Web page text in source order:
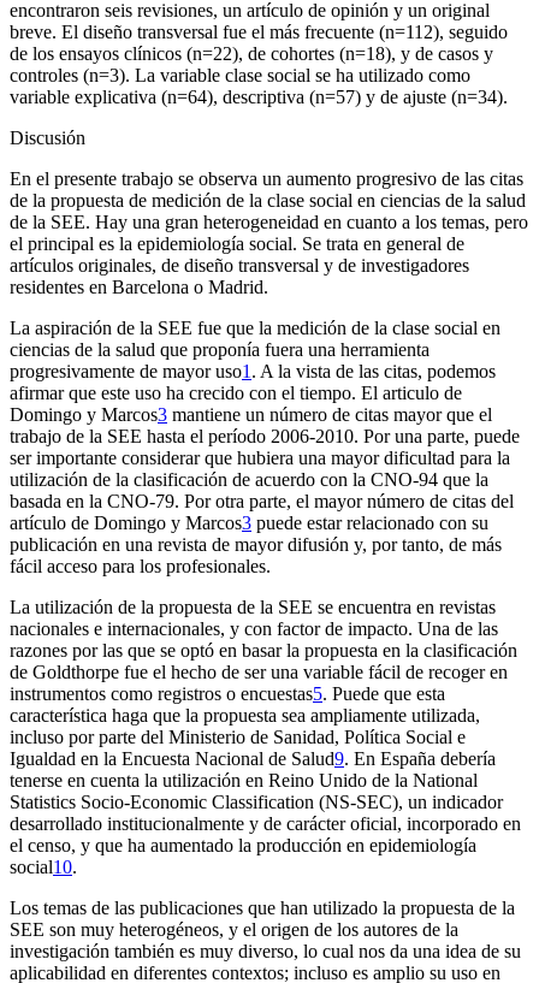
encontraron seis revisiones, un artículo de opinión y un original
breve. El diseño transversal fue el más frecuente (n=112), seguido
de los ensayos clínicos (n=22), de cohortes (n=18), y de casos y
controles (n=3). La variable clase social se ha utilizado como
variable explicativa (n=64), descriptiva (n=57) y de ajuste (n=34).
Discusión
En el presente trabajo se observa un aumento progresivo de las citas
de la propuesta de medición de la clase social en ciencias de la salud
de la SEE. Hay una gran heterogeneidad en cuanto a los temas, pero
el principal es la epidemiología social. Se trata en general de
artículos originales, de diseño transversal y de investigadores
residentes en Barcelona o Madrid.
La aspiración de la SEE fue que la medición de la clase social en
ciencias de la salud que proponía fuera una herramienta
progresivamente de mayor uso1 . A la vista de las citas, podemos
afirmar que este uso ha crecido con el tiempo. El articulo de
Domingo y Marcos3 mantiene un número de citas mayor que el
trabajo de la SEE hasta el período 2006-2010. Por una parte, puede
ser importante considerar que hubiera una mayor dificultad para la
utilización de la clasificación de acuerdo con la CNO-94 que la
basada en la CNO-79. Por otra parte, el mayor número de citas del
artículo de Domingo y Marcos3 puede estar relacionado con su
publicación en una revista de mayor difusión y, por tanto, de más
fácil acceso para los profesionales.
La utilización de la propuesta de la SEE se encuentra en revistas
nacionales e internacionales, y con factor de impacto. Una de las
razones por las que se optó en basar la propuesta en la clasificación
de Goldthorpe fue el hecho de ser una variable fácil de recoger en
instrumentos como registros o encuestas5. Puede que esta
característica haga que la propuesta sea ampliamente utilizada,
incluso por parte del Ministerio de Sanidad, Política Social e
Igualdad en la Encuesta Nacional de Salud9. En España debería
tenerse en cuenta la utilización en Reino Unido de la National
Statistics Socio-Economic Classification (NS-SEC), un indicador
desarrollado institucionalmente y de carácter oficial, incorporado en
el censo, y que ha aumentado la producción en epidemiología
social10.
Los temas de las publicaciones que han utilizado la propuesta de la
SEE son muy heterogéneos, y el origen de los autores de la
investigación también es muy diverso, lo cual nos da una idea de su
aplicabilidad en diferentes contextos; incluso es amplio su uso en